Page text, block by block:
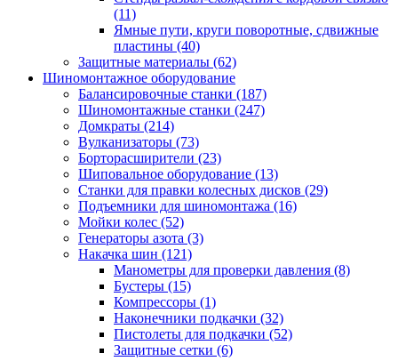
(11)
Ямные пути, круги поворотные, сдвижные
пластины (40)
Защитные материалы (62)
Шиномонтажное оборудование
Балансировочные станки (187)
Шиномонтажные станки (247)
Домкраты (214)
Вулканизаторы (73)
Борторасширители (23)
Шиповальное оборудование (13)
Станки для правки колесных дисков (29)
Подъемники для шиномонтажа (16)
Мойки колес (52)
Генераторы азота (3)
Накачка шин (121)
Манометры для проверки давления (8)
Бустеры (15)
Компрессоры (1)
Наконечники подкачки (32)
Пистолеты для подкачки (52)
Защитные сетки (6)